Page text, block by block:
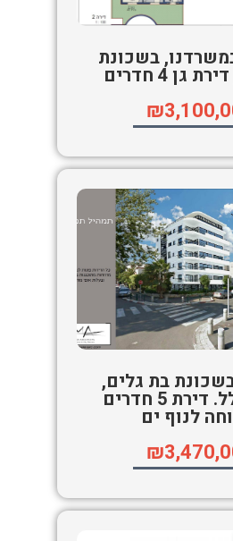
בשכונת
גן 4 חדרים
בת גלים,
רחוב נהלל. דירת 5 חדרים
לנוף ים